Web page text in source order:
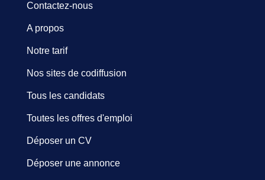
Contactez-nous
A propos
Notre tarif
Nos sites de codiffusion
Tous les candidats
Toutes les offres d'emploi
Déposer un CV
Déposer une annonce